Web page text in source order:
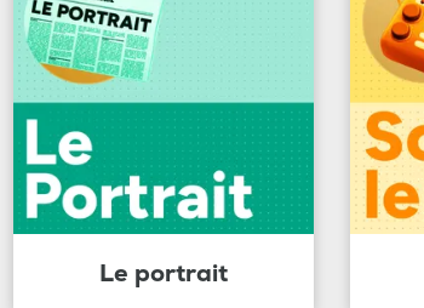
Le portrait